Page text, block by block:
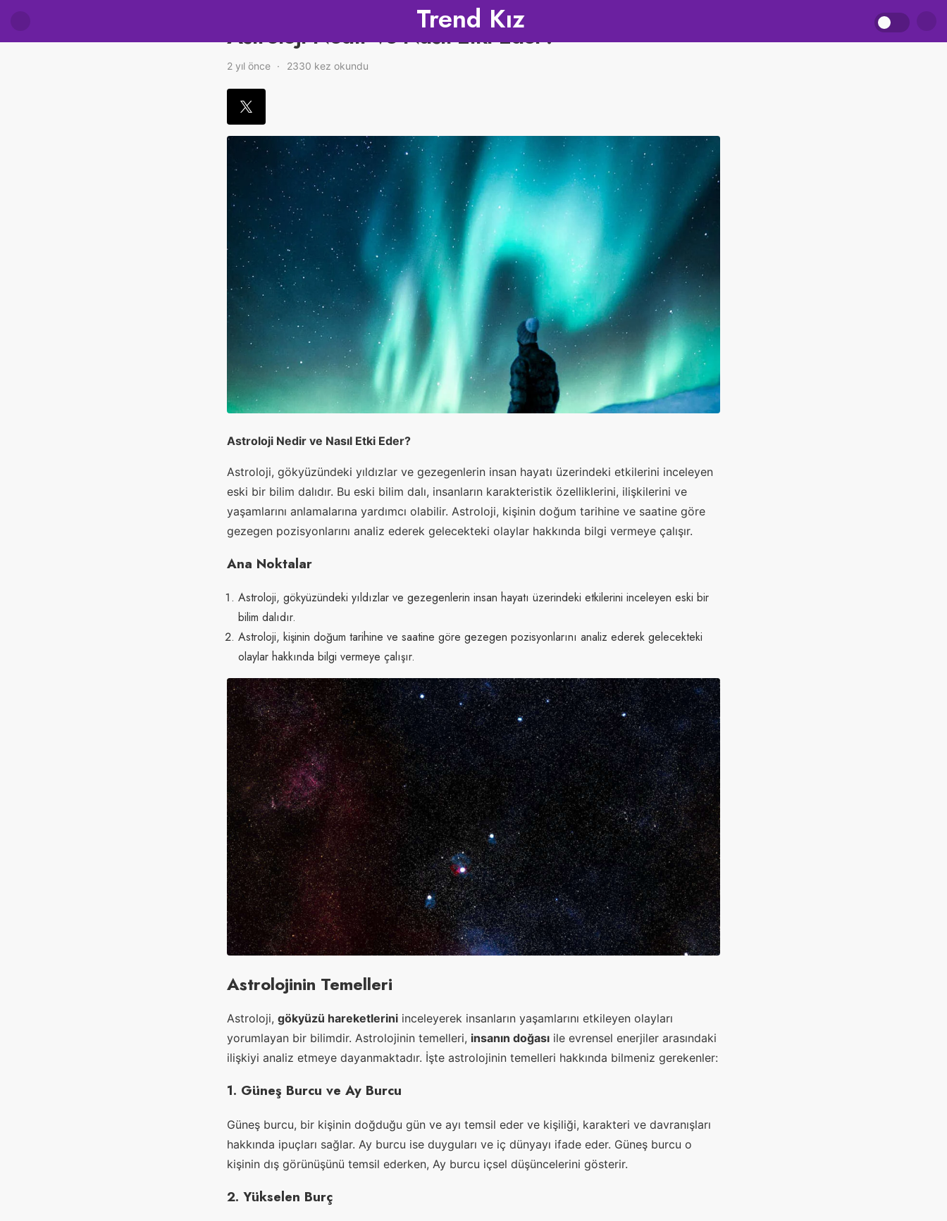
Trend Kız
Astroloji Nedir ve Nasıl Etki Eder?
2 yıl önce 2330 kez okundu
Astroloji Nedir ve Nasıl Etki Eder?
Astroloji, gökyüzündeki yıldızlar ve gezegenlerin insan hayatı üzerindeki etkilerini inceleyen
eski bir bilim dalıdır. Bu eski bilim dalı, insanların karakteristik özelliklerini, ilişkilerini ve
yaşamlarını anlamalarına yardımcı olabilir. Astroloji, kişinin doğum tarihine ve saatine göre
gezegen pozisyonlarını analiz ederek gelecekteki olaylar hakkında bilgi vermeye çalışır.
Ana Noktalar
Astroloji, gökyüzündeki yıldızlar ve gezegenlerin insan hayatı üzerindeki etkilerini inceleyen eski bir
bilim dalıdır.
Astroloji, kişinin doğum tarihine ve saatine göre gezegen pozisyonlarını analiz ederek gelecekteki
olaylar hakkında bilgi vermeye çalışır.
Astrolojinin Temelleri
Astroloji, gökyüzü hareketlerini inceleyerek insanların yaşamlarını etkileyen olayları
yorumlayan bir bilimdir. Astrolojinin temelleri, insanın doğası ile evrensel enerjiler arasındaki
ilişkiyi analiz etmeye dayanmaktadır. İşte astrolojinin temelleri hakkında bilmeniz gerekenler:
1. Güneş Burcu ve Ay Burcu
Güneş burcu, bir kişinin doğduğu gün ve ayı temsil eder ve kişiliği, karakteri ve davranışları
hakkında ipuçları sağlar. Ay burcu ise duyguları ve iç dünyayı ifade eder. Güneş burcu o
kişinin dış görünüşünü temsil ederken, Ay burcu içsel düşüncelerini gösterir.
2. Yükselen Burç